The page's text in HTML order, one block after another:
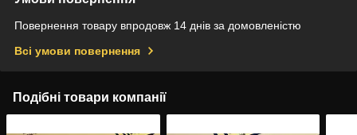
Повернення товару впродовж 14 днів за домовленістю
Всі умови повернення
Подібні товари компанії